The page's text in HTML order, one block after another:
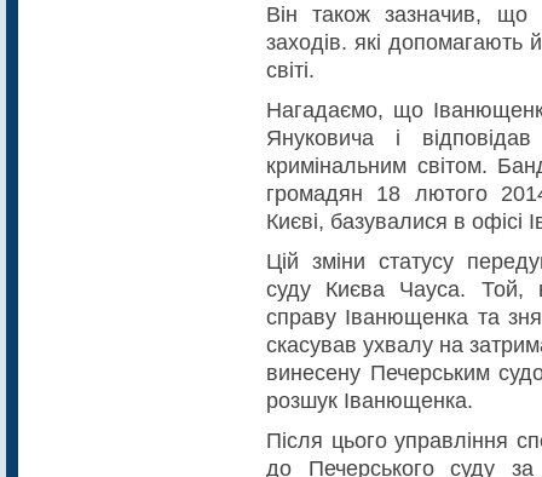
Він також зазначив, що
заходів. які допомагають
світі.
Нагадаємо, що
Януковича і
кримінальним світом.
громадян 18 лютого
Києві, базувалися в
Цій зміни статусу
суду Києва Чауса. Той,
справу Іванющенка та
скасував ухвалу на
винесену Печерським
розшук Іванющенка.
Після цього управління
до Печерського суду